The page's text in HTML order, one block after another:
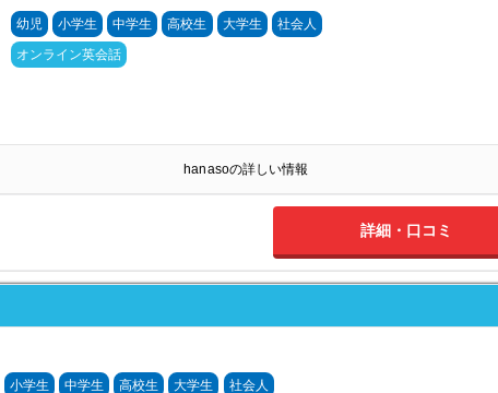
幼児 小学生 中学生 高校生 大学生 社会人
オンライン英会話
hanasoの詳しい情報
詳細・口コミ
小学生 中学生 高校生 大学生 社会人